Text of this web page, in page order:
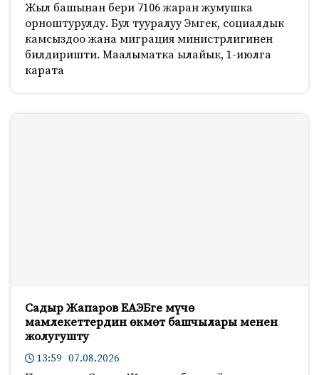
Жыл башынан бери 7106 жаран жумушка
орноштурулду. Бул тууралуу Эмгек, социалдык
камсыздоо жана миграция министрлигинен
билдиришти. Маалыматка ылайык, 1-июлга
карата
Садыр Жапаров ЕАЭБге мүчө
мамлекеттердин өкмөт башчылары менен
жолугушту
13:59 07.08.2026